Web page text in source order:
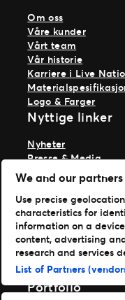
Om oss
Våre kunder
Vårt team
Vår historie
Karriere i Live
Logo & Farger
Nyttige linker
Nyheter
Presse & Media
Ekspertise
TM1-innlogging
Last ned
Ticketmaster App
TM1 Reports App
TM1 Reports App
Portfolio
We and our
Use precise
characteristics for
information on a
content, advertising
research and services
List of Partners